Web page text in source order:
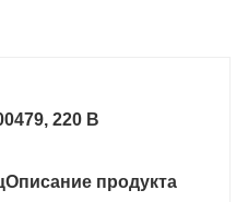
и прочее.
: Корея, Южная
Мексика.
220 В
Описание продукта